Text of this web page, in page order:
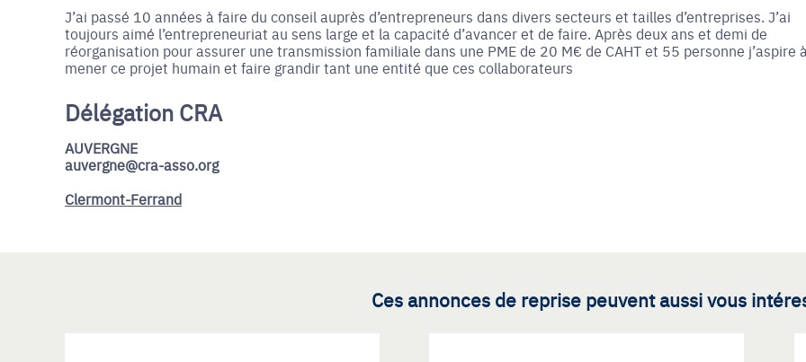
J’ai passé 10 années à faire du conseil auprès d’entrepreneurs dans divers secteurs et tailles d’entreprises. J’ai
toujours aimé l’entrepreneuriat au sens large et la capacité d’avancer et de faire. Après deux ans et demi de
réorganisation pour assurer une transmission familiale dans une PME de 20 M€ de CAHT et 55 personne j’aspire
mener ce projet humain et faire grandir tant une entité que ces collaborateurs
Délégation CRA
AUVERGNE
auvergne@cra-asso.org
Clermont-Ferrand
Ces annonces de reprise peuvent aussi vous